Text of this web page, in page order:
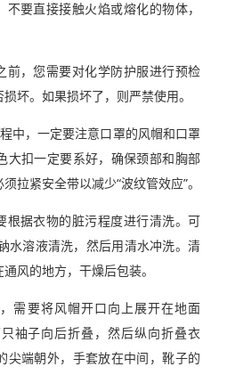
要直接接触火焰或熔化的物体，
前，您需要对化学防护服进行预检
坏。如果损坏了，则严禁使用。
中，一定要注意口罩的风帽和口罩
大扣一定要系好，确保颈部和胸部
拉紧安全带以减少“波纹管效应”。
根据衣物的脏污程度进行清洗。可
水溶液清洗，然后用清水冲洗。清
风的地方，干燥后包装。
需要将风帽开口向上展开在地面
袖子向后折叠，然后纵向折叠衣
尖端朝外，手套放在中间，靴子的